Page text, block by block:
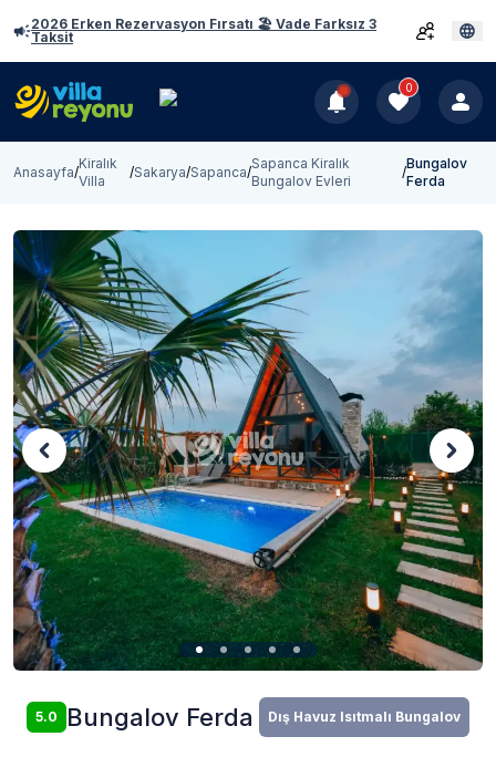
2026 Erken Rezervasyon Fırsatı 🏖️ Vade Farksız 3
Taksit
0
Anasayfa/
Kiralık
Villa
/Sakarya/Sapanca/
Sapanca Kiralık
Bungalov Evleri
/
Bungalov
Ferda
5.0 Bungalov Ferda Dış Havuz Isıtmalı Bungalov